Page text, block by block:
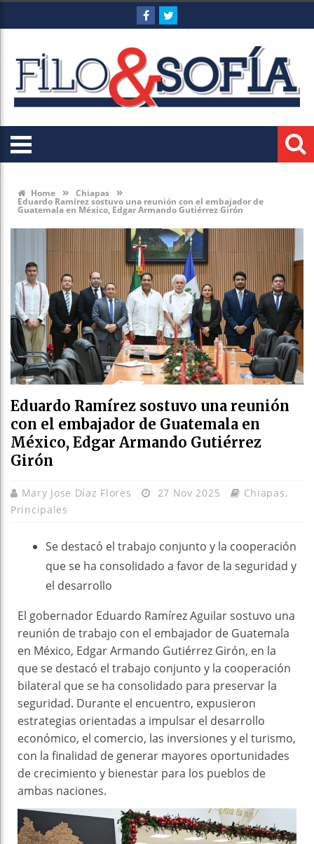
Home » Chiapas »
Eduardo Ramírez sostuvo una reunión con el embajador de
Guatemala en México, Edgar Armando Gutiérrez Girón
Eduardo Ramírez sostuvo una reunión
con el embajador de Guatemala en
México, Edgar Armando Gutiérrez
Girón
Mary Jose Díaz Flores 27 Nov 2025 Chiapas,
Principales
Se destacó el trabajo conjunto y la cooperación
que se ha consolidado a favor de la seguridad y
el desarrollo
El gobernador Eduardo Ramírez Aguilar sostuvo una
reunión de trabajo con el embajador de Guatemala
en México, Edgar Armando Gutiérrez Girón, en la
que se destacó el trabajo conjunto y la cooperación
bilateral que se ha consolidado para preservar la
seguridad. Durante el encuentro, expusieron
estrategias orientadas a impulsar el desarrollo
económico, el comercio, las inversiones y el turismo,
con la finalidad de generar mayores oportunidades
de crecimiento y bienestar para los pueblos de
ambas naciones.